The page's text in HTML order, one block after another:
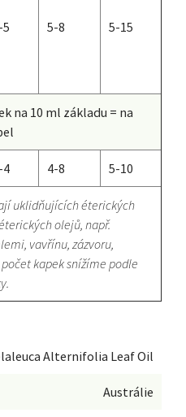
5-8 5-15
na 10 ml základu = na
4 4-8 5-10
uklidňujících éterických
olejů, např.
vavřínu, zázvoru,
kapek snížíme podle
Alternifolia Leaf Oil
Austrálie